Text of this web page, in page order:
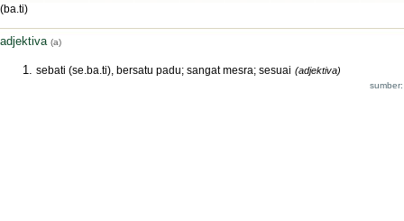
(ba.ti)
adjektiva (a)
sebati (se.ba.ti), bersatu padu; sangat mesra; sesuai (adjektiva)